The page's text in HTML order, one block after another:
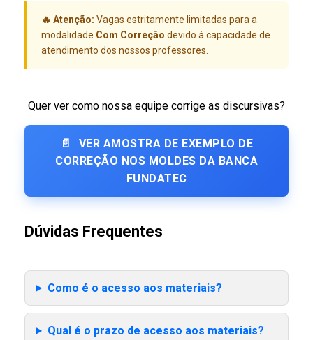
🔥 Atenção: Vagas estritamente limitadas para a
modalidade Com Correção devido à capacidade de
atendimento dos nossos professores.
Quer ver como nossa equipe corrige as discursivas?
📄
VER AMOSTRA DE EXEMPLO DE
CORREÇÃO NOS MOLDES DA BANCA
FUNDATEC
Dúvidas Frequentes
Como é o acesso aos materiais?
Qual é o prazo de acesso aos materiais?